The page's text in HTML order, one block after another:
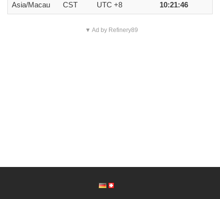
Asia/Macau CST UTC +8 10:21:46
▼ Ad by Refinery89